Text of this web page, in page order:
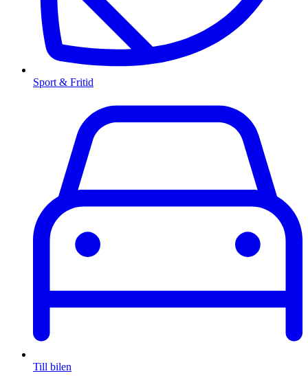
Sport & Fritid
Till bilen